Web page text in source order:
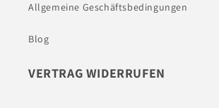
Allgemeine Geschäftsbedingungen
Blog
VERTRAG WIDERRUFEN